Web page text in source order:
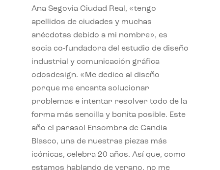
Ana Segovia Ciudad Real, «tengo
apellidos de ciudades y muchas
anécdotas debido a mi nombre», es
socia co-fundadora del estudio de diseño
industrial y comunicación gráfica
odosdesign. «Me dedico al diseño
porque me encanta solucionar
problemas e intentar resolver todo de la
forma más sencilla y bonita posible. Este
año el parasol Ensombra de Gandia
Blasco, una de nuestras piezas más
icónicas, celebra 20 años. Así que, como
estamos hablando de verano, no me